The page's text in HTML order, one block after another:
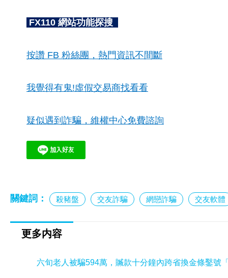
FX110 網站功能探搜
按讚 FB 粉絲團，熱門資訊不間斷
我覺得有鬼!虛假交易商找看看
疑似遇到詐騙，維權中心免費諮詢
關鍵詞： 殺豬盤 交友詐騙 網戀詐騙 交友軟體
更多内容
六旬老人被騙594萬，贓款十分鐘內跨省換金條鑿號